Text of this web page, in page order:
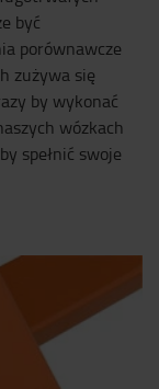
być
porównawcze
zużywa się
by wykonać
wózkach
spełnić swoje